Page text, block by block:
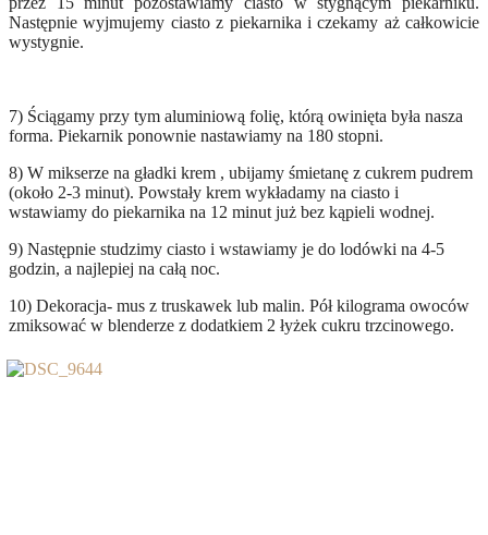
Następnie wyjmujemy ciasto z piekarnika i czekamy aż całkowicie
wystygnie.
7) Ściągamy przy tym aluminiową folię, którą owinięta była nasza
forma. Piekarnik ponownie nastawiamy na 180 stopni.
8) W mikserze na gładki krem , ubijamy śmietanę z cukrem pudrem
(około 2-3 minut). Powstały krem wykładamy na ciasto i
wstawiamy do piekarnika na 12 minut już bez kąpieli wodnej.
9) Następnie studzimy ciasto i wstawiamy je do lodówki na 4-5
godzin, a najlepiej na całą noc.
10) Dekoracja- mus z truskawek lub malin. Pół kilograma owoców
zmiksować w blenderze z dodatkiem 2 łyżek cukru trzcinowego.